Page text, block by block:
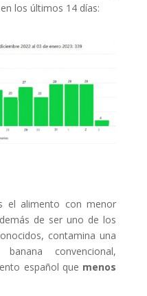
los últimos 14 días:
el alimento con menor
de ser uno de los
contamina una
convencional,
español que menos